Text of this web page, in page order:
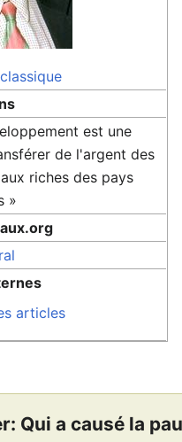
est une
de l'argent des
riches des pays
»
articles
Qui a causé la